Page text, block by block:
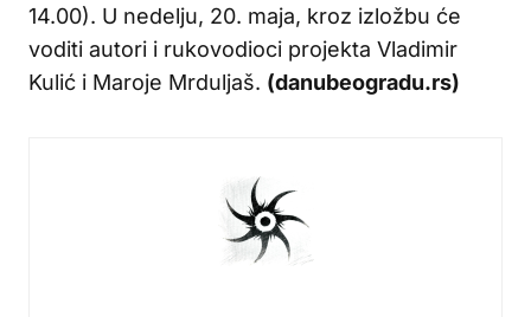
14.00). U nedelju, 20. maja, kroz izložbu će
voditi autori i rukovodioci projekta Vladimir
Kulić i Maroje Mrduljaš. (danubeogradu.rs)